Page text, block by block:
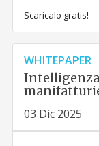
Scaricalo gratis!
WHITEPAPER
03 Dic 2025